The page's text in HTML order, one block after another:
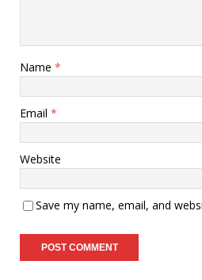
Name *
Email *
Website
Save my name, email, and